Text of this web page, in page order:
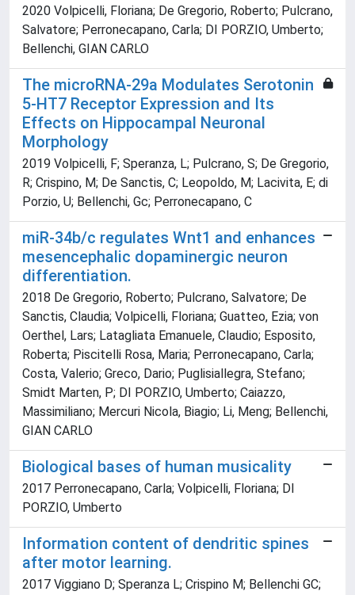
2020 Volpicelli, Floriana; De Gregorio, Roberto; Pulcrano,
Salvatore; Perronecapano, Carla; DI PORZIO, Umberto;
Bellenchi, GIAN CARLO
The microRNA-29a Modulates Serotonin
5-HT7 Receptor Expression and Its
Effects on Hippocampal Neuronal
Morphology
2019 Volpicelli, F; Speranza, L; Pulcrano, S; De Gregorio,
R; Crispino, M; De Sanctis, C; Leopoldo, M; Lacivita, E; di
Porzio, U; Bellenchi, Gc; Perronecapano, C
miR-34b/c regulates Wnt1 and enhances
mesencephalic dopaminergic neuron
differentiation.
2018 De Gregorio, Roberto; Pulcrano, Salvatore; De
Sanctis, Claudia; Volpicelli, Floriana; Guatteo, Ezia; von
Oerthel, Lars; Latagliata Emanuele, Claudio; Esposito,
Roberta; Piscitelli Rosa, Maria; Perronecapano, Carla;
Costa, Valerio; Greco, Dario; Puglisiallegra, Stefano;
Smidt Marten, P; DI PORZIO, Umberto; Caiazzo,
Massimiliano; Mercuri Nicola, Biagio; Li, Meng; Bellenchi,
GIAN CARLO
Biological bases of human musicality
2017 Perronecapano, Carla; Volpicelli, Floriana; DI
PORZIO, Umberto
Information content of dendritic spines
after motor learning.
2017 Viggiano D; Speranza L; Crispino M; Bellenchi GC;